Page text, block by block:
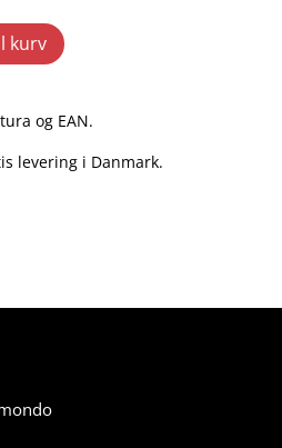
kurv
og EAN.
levering i Danmark.